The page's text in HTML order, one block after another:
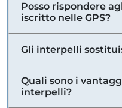
Posso rispondere
iscritto nelle GPS?
Gli interpelli
Quali sono i
interpelli?